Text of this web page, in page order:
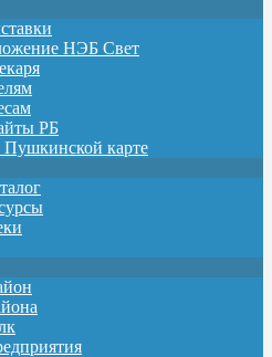
НЭБ Свет
РБ
карте